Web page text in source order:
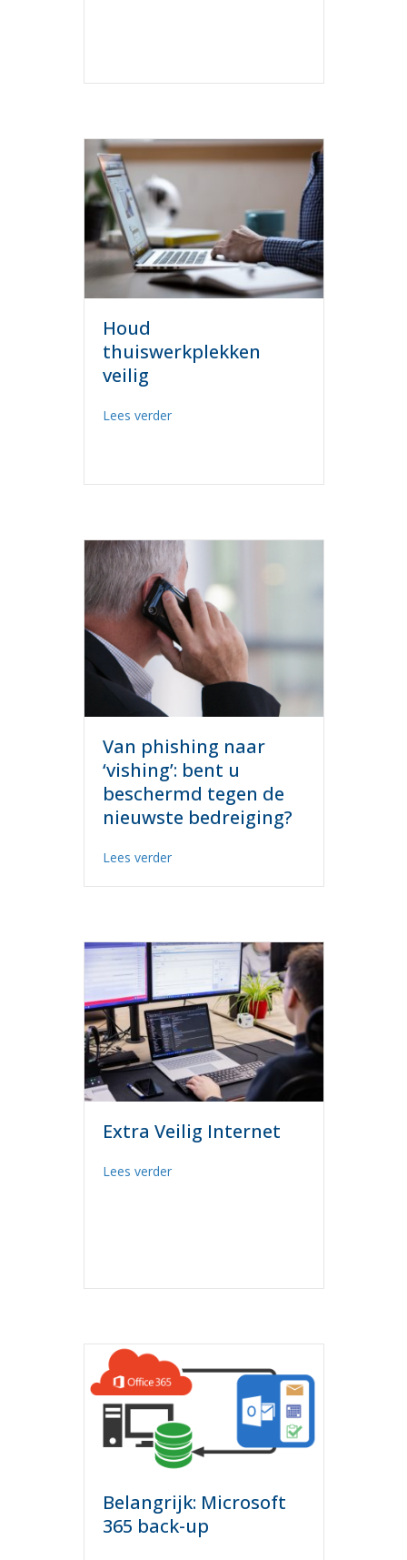
Houd
thuiswerkplekken
veilig
Lees verderabout Houd thuiswerkplekken veilig
Van phishing naar
‘vishing’: bent u
beschermd tegen de
nieuwste bedreiging?
Lees verderabout Van phishing naar ‘vishing’: bent
Extra Veilig Internet
Lees verderabout Extra Veilig Internet
Belangrijk: Microsoft
365 back-up